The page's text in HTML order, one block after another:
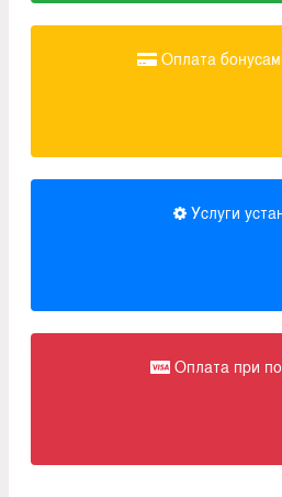
Оплата
Услуги
Оплата при